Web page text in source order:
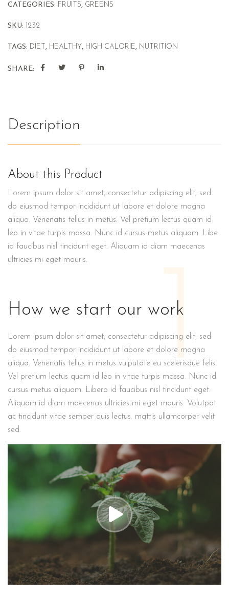
CATEGORIES: FRUITS, GREENS
SKU: 1232
TAGS: DIET , HEALTHY, HIGH CALORIE, NUTRITION
SHARE:
Description
About this Product
Lorem ipsum dolor sit amet, consectetur adipiscing elit, sed
do eiusmod tempor incididunt ut labore et dolore magna
aliqua. Venenatis tellus in metus. Vel pretium lectus quam id
leo in vitae turpis massa. Nunc id cursus metus aliquam. Libe
id faucibus nisl tincidunt eget. Aliquam id diam maecenas
ultricies mi eget mauris.
1
How we start our work
Lorem ipsum dolor sit amet, consectetur adipiscing elit, sed
do eiusmod tempor incididunt ut labore et dolore magna
aliqua. Venenatis tellus in metus vulputate eu scelerisque felis.
Vel pretium lectus quam id leo in vitae turpis massa. Nunc id
cursus metus aliquam. Libero id faucibus nisl tincidunt eget.
Aliquam id diam maecenas ultricies mi eget mauris. Volutpat
ac tincidunt vitae semper quis lectus. mattis ullamcorper velit
sed.